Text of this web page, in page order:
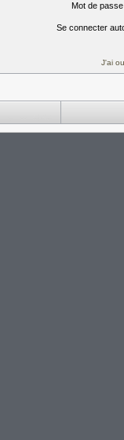
Mot de
Se connecter
J'ai